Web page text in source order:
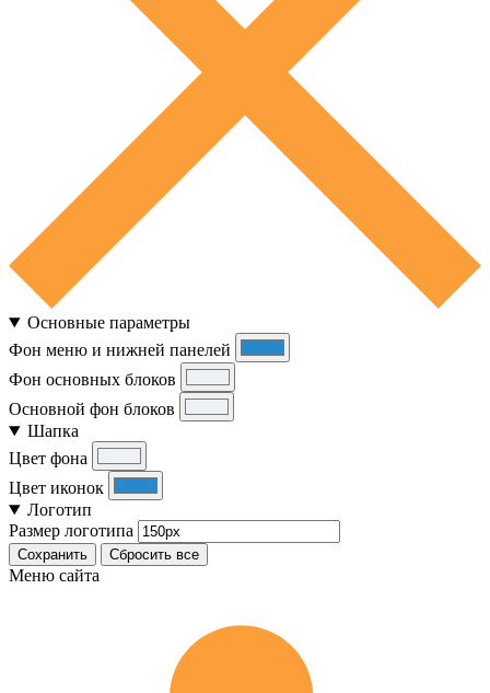
Основные параметры
Фон меню и нижней панелей
Фон основных блоков
Основной фон блоков
Шапка
Цвет фона
Цвет иконок
Логотип
Размер логотипа
Сохранить Сбросить все
Меню сайта